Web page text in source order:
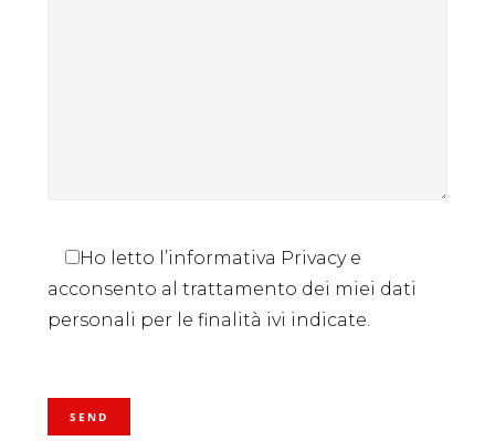
Ho letto l’informativa Privacy e
acconsento al trattamento dei miei dati
personali per le finalità ivi indicate.